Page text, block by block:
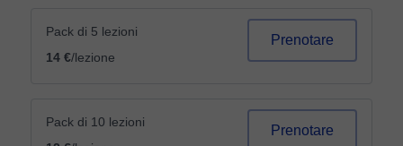
Pack di 5 lezioni
14 €/lezione
Prenotare
Pack di 10 lezioni
Prenotare